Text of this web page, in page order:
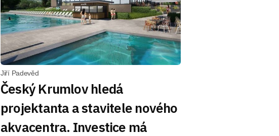
Jiří Padevěd
Český Krumlov hledá
projektanta a stavitele nového
akvacentra. Investice má